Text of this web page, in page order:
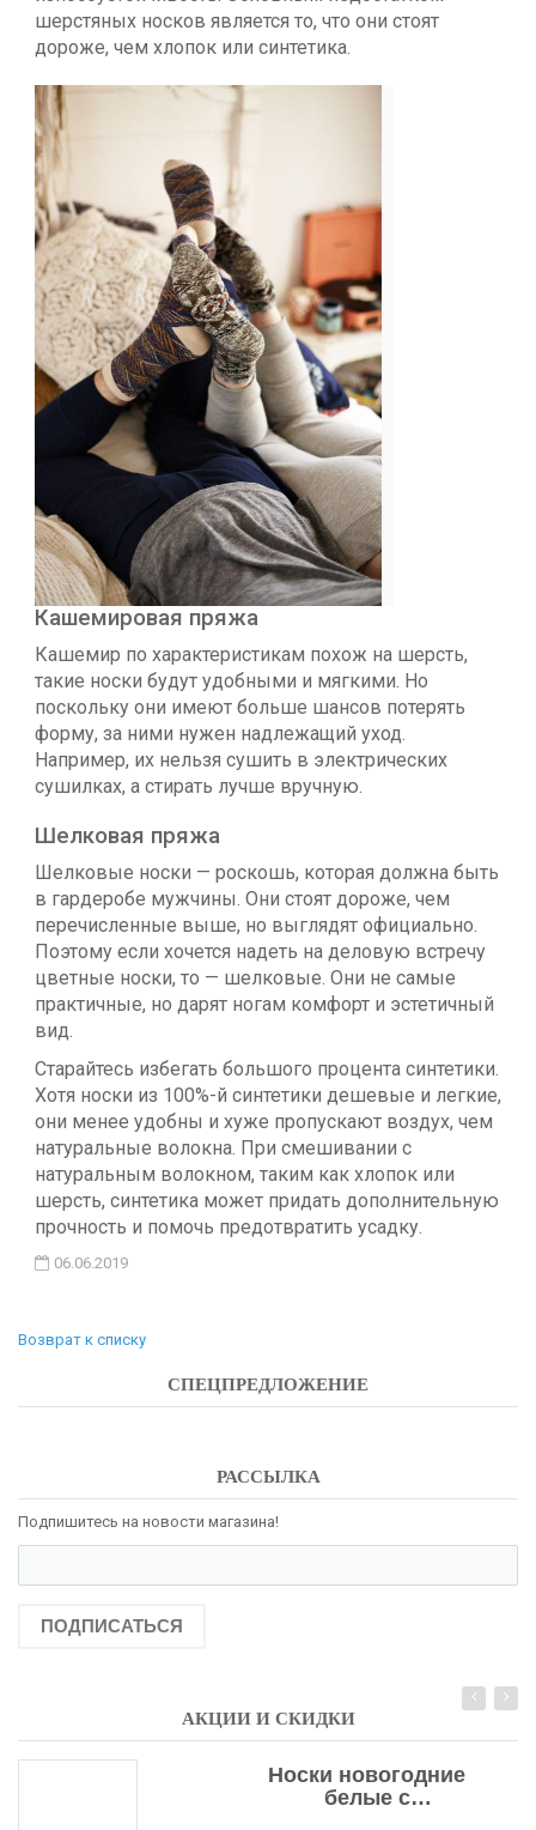
шерстяных носков является то, что они стоят
дороже, чем хлопок или синтетика.
Кашемировая пряжа
Кашемир по характеристикам похож на шерсть,
такие носки будут удобными и мягкими. Но
поскольку они имеют больше шансов потерять
форму, за ними нужен надлежащий уход.
Например, их нельзя сушить в электрических
сушилках, а стирать лучше вручную.
Шелковая пряжа
Шелковые носки — роскошь, которая должна быть
в гардеробе мужчины. Они стоят дороже, чем
перечисленные выше, но выглядят официально.
Поэтому если хочется надеть на деловую встречу
цветные носки, то — шелковые. Они не самые
практичные, но дарят ногам комфорт и эстетичный
вид.
Старайтесь избегать большого процента синтетики.
Хотя носки из 100%-й синтетики дешевые и легкие,
они менее удобны и хуже пропускают воздух, чем
натуральные волокна. При смешивании с
натуральным волокном, таким как хлопок или
шерсть, синтетика может придать дополнительную
прочность и помочь предотвратить усадку.
06.06.2019
Возврат к списку
СПЕЦПРЕДЛОЖЕНИЕ
РАССЫЛКА
Подпишитесь на новости магазина!
ПОДПИСАТЬСЯ
АКЦИИ И СКИДКИ
Носки новогодние
белые с